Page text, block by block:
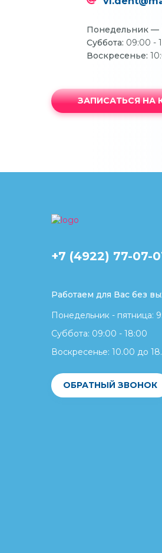
Понедельник —
Суббота: 09:00 -
Воскресенье:
ЗАПИСАТЬСЯ НА
+7 (4922) 77-07-
Работаем для Вас без
Понедельник - пятница:
Суббота: 09:00 - 18:00
Воскресенье: 10.00 до
ОБРАТНЫЙ ЗВОНОК